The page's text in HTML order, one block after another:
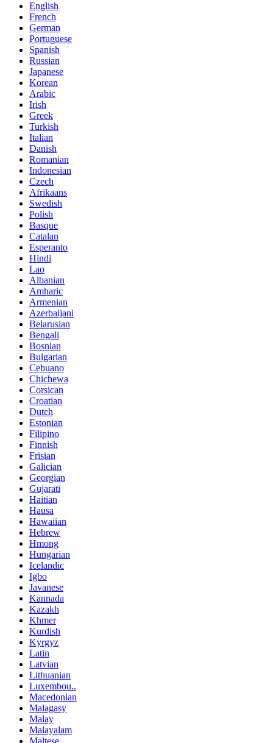
English
French
German
Portuguese
Spanish
Russian
Japanese
Korean
Arabic
Irish
Greek
Turkish
Italian
Danish
Romanian
Indonesian
Czech
Afrikaans
Swedish
Polish
Basque
Catalan
Esperanto
Hindi
Lao
Albanian
Amharic
Armenian
Azerbaijani
Belarusian
Bengali
Bosnian
Bulgarian
Cebuano
Chichewa
Corsican
Croatian
Dutch
Estonian
Filipino
Finnish
Frisian
Galician
Georgian
Gujarati
Haitian
Hausa
Hawaiian
Hebrew
Hmong
Hungarian
Icelandic
Igbo
Javanese
Kannada
Kazakh
Khmer
Kurdish
Kyrgyz
Latin
Latvian
Lithuanian
Luxembou..
Macedonian
Malagasy
Malay
Malayalam